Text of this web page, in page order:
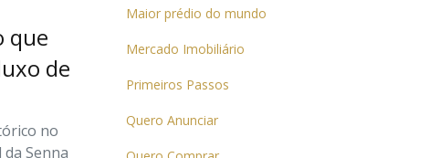
que
de
no
Senna
Maior prédio do mundo
Mercado Imobiliário
Primeiros Passos
Quero Anunciar